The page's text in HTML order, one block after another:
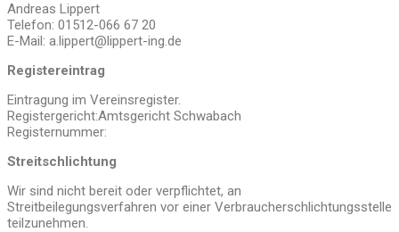
Andreas Lippert
Telefon: 01512-066 67 20
E-Mail: a.lippert@lippert-ing.de
Registereintrag
Eintragung im Vereinsregister.
Registergericht:Amtsgericht Schwabach
Registernummer:
Streitschlichtung
Wir sind nicht bereit oder verpflichtet, an
Streitbeilegungsverfahren vor einer Verbraucherschlichtungsstelle
teilzunehmen.